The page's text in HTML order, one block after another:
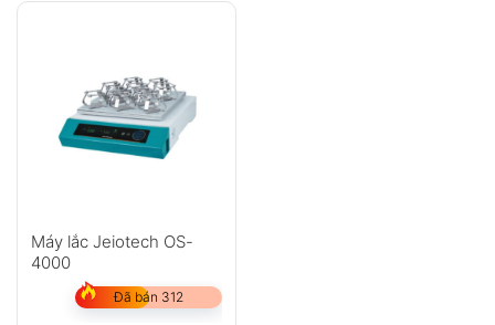
Máy lắc Jeiotech OS-
4000
Đã bán 312